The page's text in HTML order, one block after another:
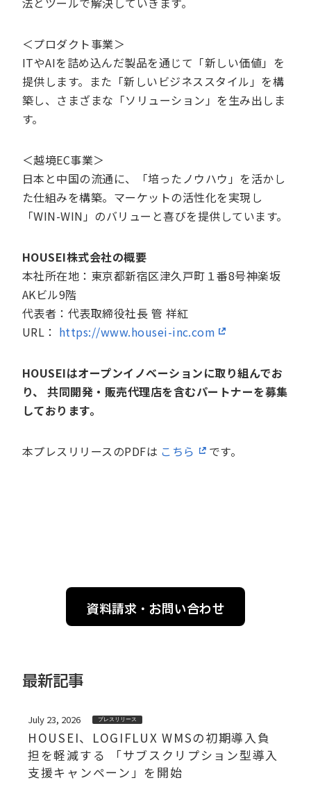
＜プロダクト事業＞
ITやAIを詰め込んだ製品を通じて「新しい価値」を
提供します。また「新しいビジネススタイル」を構
築し、さまざまな「ソリューション」を生み出しま
す。
＜越境EC事業＞
日本と中国の流通に、「培ったノウハウ」を活かし
た仕組みを構築。マーケットの活性化を実現し
「WIN-WIN」のバリューと喜びを提供しています。
HOUSEI株式会社の概要
本社所在地：東京都新宿区津久戸町１番8号神楽坂
AKビル9階
代表者：代表取締役社長 管 祥紅
URL： https://www.housei-inc.com
HOUSEIはオープンイノベーションに取り組んでお
り、 共同開発・販売代理店を含むパートナーを募集
しております。
本プレスリリースのPDFは こちら です。
資料請求・お問い合わせ
最新記事
July 23, 2026 プレスリリース
HOUSEI、LOGIFLUX WMSの初期導入負
担を軽減する 「サブスクリプション型導入
支援キャンペーン」を開始